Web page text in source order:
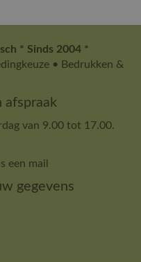
* Sinds 2004 *
• Bedrukken &
afspraak
van 9.00 tot 17.00.
een mail
gegevens